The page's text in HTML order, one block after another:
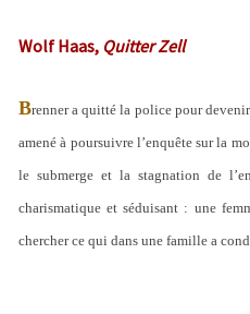
Wolf Haas, Quitter Zell
Brenner a quitté la police pour
amené à poursuivre l’enquête sur la
le submerge et la stagnation de
charismatique et séduisant : une
chercher ce qui dans une famille a